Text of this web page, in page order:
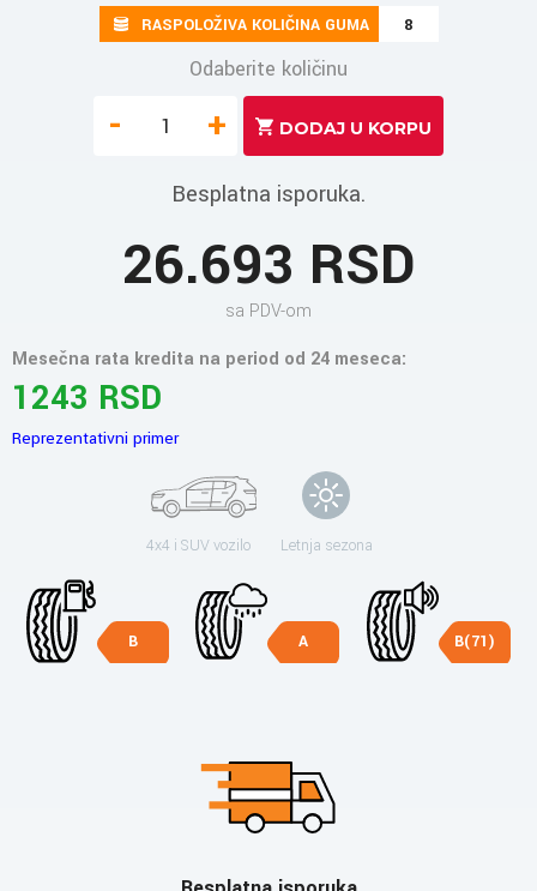
RASPOLOŽIVA KOLIČINA GUMA 8
Odaberite količinu
- +
Besplatna isporuka.
26.693 RSD
sa PDV-om
Mesečna rata kredita na period od 24 meseca:
1243 RSD
Reprezentativni primer
4x4 i SUV vozilo Letnja sezona
B A B(71)